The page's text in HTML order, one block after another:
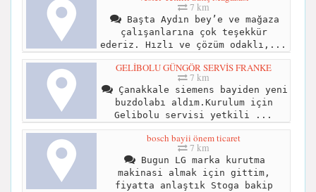
7 km
Başta Aydın bey’e ve mağaza
çalışanlarına çok teşekkür
ederiz. Hızlı ve çözüm odaklı,...
GELİBOLU GÜNGÖR SERVİS FRANKE
7 km
Çanakkale siemens bayiden yeni
buzdolabı aldım.Kurulum için
Gelibolu servisi yetkili ...
bosch bayii önem ticaret
7 km
Bugun LG marka kurutma
makinasi almak için gittim,
fiyatta anlaştık Stoga bakip